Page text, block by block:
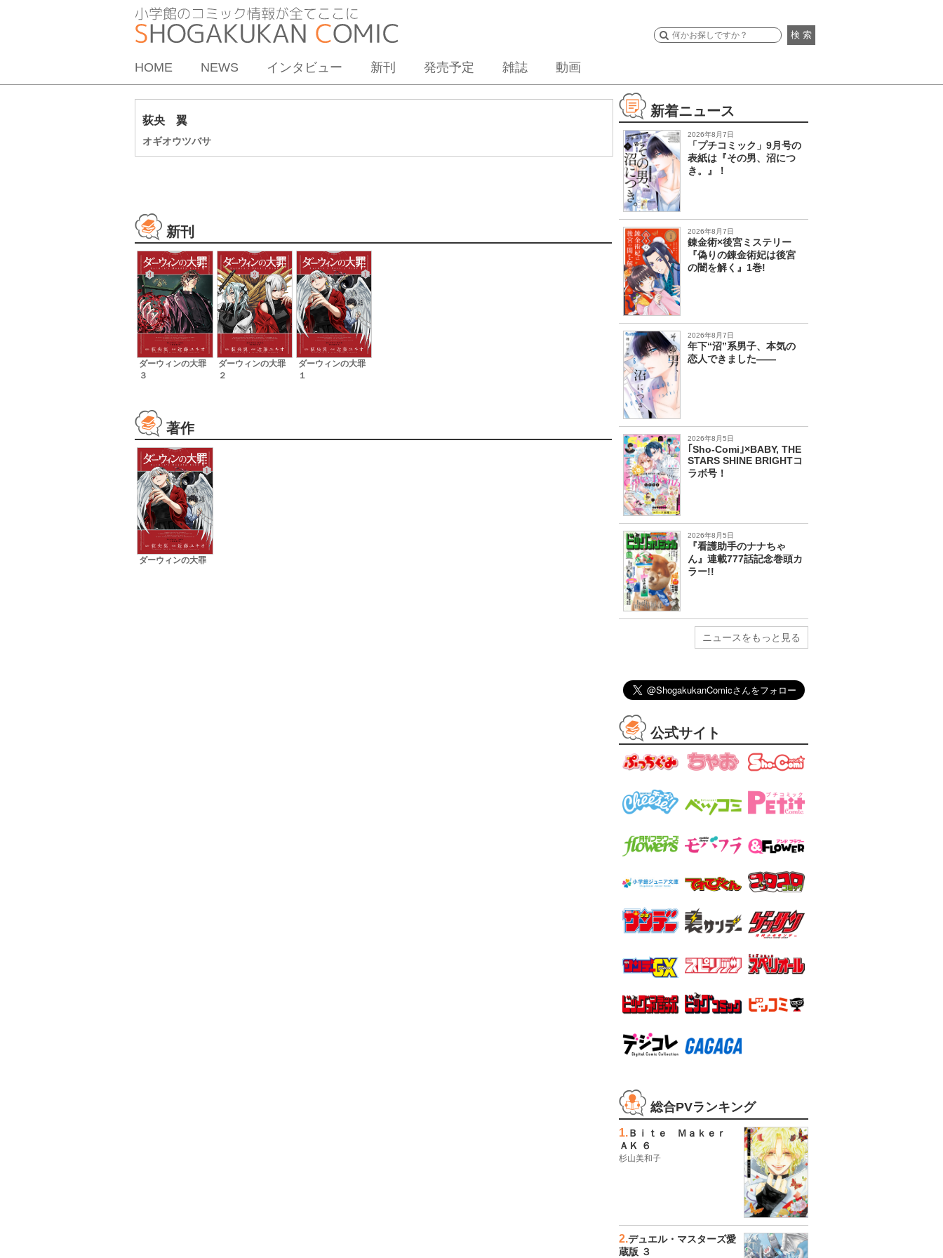
検 索
HOME NEWS インタビュー 新刊 発売予定 雑誌 動画
荻央 翼
オギオウツバサ
新刊
ダーウィンの大罪
３
ダーウィンの大罪
２
ダーウィンの大罪
１
著作
ダーウィンの大罪
新着ニュース
2026年8月7日
「プチコミック」9月号の
表紙は『その男、沼につ
き。』！
2026年8月7日
錬金術×後宮ミステリー
『偽りの錬金術妃は後宮
の闇を解く』1巻!
2026年8月7日
年下“沼”系男子、本気の
恋人できました――
2026年8月5日
｢Sho-Comi｣×BABY, THE
STARS SHINE BRIGHTコ
ラボ号！
2026年8月5日
『看護助手のナナちゃ
ん』連載777話記念巻頭カ
ラー!!
ニュースをもっと見る
公式サイト
総合PVランキング
1.Ｂｉｔｅ Ｍａｋｅｒ
ＡＫ ６
杉山美和子
2.デュエル・マスターズ愛
蔵版 ３